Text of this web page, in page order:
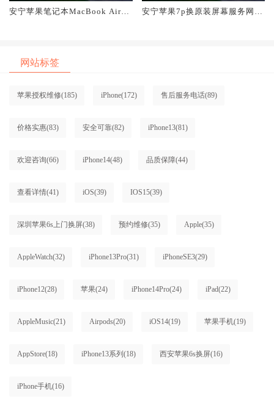
安宁苹果笔记本MacBook Air换
安宁苹果7p换原装屏幕服务网点
网站标签
苹果授权维修(185) iPhone(172) 售后服务电话(89)
价格实惠(83) 安全可靠(82) iPhone13(81)
欢迎咨询(66) iPhone14(48) 品质保障(44)
查看详情(41) iOS(39) IOS15(39)
深圳苹果6s上门换屏(38) 预约维修(35) Apple(35)
AppleWatch(32) iPhone13Pro(31) iPhoneSE3(29)
iPhone12(28) 苹果(24) iPhone14Pro(24) iPad(22)
AppleMusic(21) Airpods(20) iOS14(19) 苹果手机(19)
AppStore(18) iPhone13系列 (18) 西安苹果6s换屏(16)
iPhone手机(16)